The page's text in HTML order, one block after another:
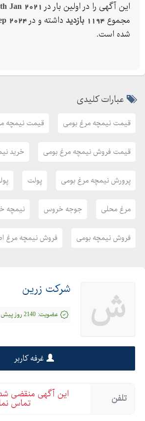
این آگهی را در اولین بار در Jan 2021
مجموع 1194 بازدید داشته و در 2024
شده است.
عبارات کلیدی
قیمت نیمچه مرغ بومی قیمت نیمچه
قیمت فروش نیمچه مرغ بومی خرید
پرورش نیمچه مرغ بومی پولت
مرغ محلی جوجه خروس نیمچه
فروش نیمچه بومی فروش نیمچه مرغ
ش شرکت زرین
عضویت: 2140 روز پیش
غرفه کاربر
تلفن این آگهی منقضی
تماس